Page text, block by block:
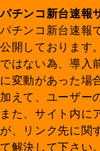
パチンコ新台速報
パチンコ新台速報
公開しております
ではない為、導入
に変動があった場
加えて、ユーザー
また、サイト内に
が、リンク先に関
て解決して下さい